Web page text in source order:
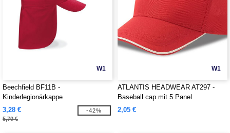
W1
Beechfield BF11B -
Kinderlegionärkappe
3,28 €
5,70 €
-42%
W1
ATLANTIS HEADWEAR AT297 -
Baseball cap mit 5 Panel
2,05 €